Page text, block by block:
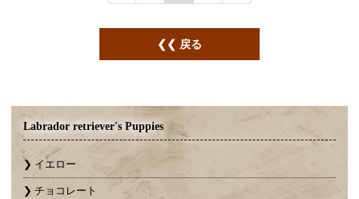
戻る
Labrador retriever's Puppies
イエロー
チョコレート